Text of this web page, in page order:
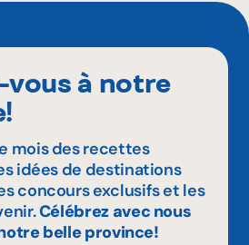
à notre
mois des recettes
idées de destinations
concours exclusifs et les
Célébrez avec nous
belle province!